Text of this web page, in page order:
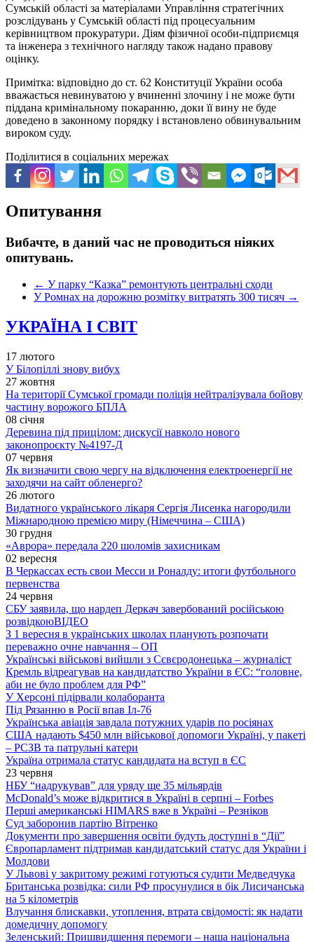
Сумській області за матеріалами Управління стратегічних
розслідувань у Сумській області під процесуальним
керівництвом прокуратури. Діям фізичної особи-підприємця
та інженера з технічного нагляду також надано правову
оцінку.
Примітка: відповідно до ст. 62 Конституції України особа
вважається невинуватою у вчиненні злочину і не може бути
піддана кримінальному покаранню, доки її вину не буде
доведено в законному порядку і встановлено обвинувальним
вироком суду.
Поділитися в соціальних мережах
Опитування
Вибачте, в даний час не проводиться ніяких
опитувань.
← У парку “Казка” ремонтують центральні сходи
У Ромнах на дорожню розмітку витратять 300 тисяч →
УКРАЇНА І СВІТ
17 лютого
У Білопіллі знову вибух
27 жовтня
На території Сумської громади поліція нейтралізувала бойову
частину ворожого БПЛА
08 січня
Деревина під прицілом: дискусії навколо нового
законопроєкту №4197-Д
07 червня
Як визначити свою чергу на відключення електроенергії не
заходячи на сайт обленерго?
26 лютого
Видатного українського лікаря Сергія Лисенка нагородили
Міжнародною премією миру (Німеччина – США)
30 грудня
«Аврора» передала 220 шоломів захисникам
02 вересня
В Черкассах есть свои Месси и Роналду: итоги футбольного
первенства
24 червня
СБУ заявила, що нардеп Деркач завербований російською
розвідкоюВІДЕО
З 1 вересня в українських школах планують розпочати
переважно очне навчання – ОП
Українські військові вийшли з Сєвєродонецька – журналіст
Кремль відреагував на кандидатство України в ЄС: “головне,
аби не було проблем для РФ”
У Херсоні підірвали колаборанта
Під Рязанню в Росії впав Іл-76
Українська авіація завдала потужних ударів по росіянах
США надають $450 млн військової допомоги Україні, у пакеті
– РСЗВ та патрульні катери
Україна отримала статус кандидата на вступ в ЄС
23 червня
НБУ “надрукував” для уряду ще 35 мільярдів
McDonald’s може відкритися в Україні в серпні – Forbes
Перші американські HIMARS вже в Україні – Резніков
Суд заборонив партію Вітренко
Документи про завершення освіти будуть доступні в “Дії”
Європарламент підтримав кандидатський статус для України і
Молдови
У Львові у закритому режимі готуються судити Медведчука
Британська розвідка: сили РФ просунулися в бік Лисичанська
на 5 кілометрів
Влучання блискавки, утоплення, втрата свідомості: як надати
домедичну допомогу
Зеленський: Пришвидшення перемоги – наша національна